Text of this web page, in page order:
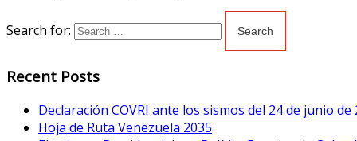
Search for:
Recent Posts
Declaración COVRI ante los sismos del 24 de junio de
Hoja de Ruta Venezuela 2035